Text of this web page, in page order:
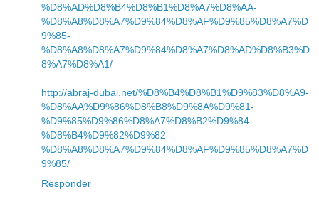
%D8%AD%D8%B4%D8%B1%D8%A7%D8%AA-
%D8%A8%D8%A7%D9%84%D8%AF%D9%85%D8%A7%D
9%85-
%D8%A8%D8%A7%D9%84%D8%A7%D8%AD%D8%B3%D
8%A7%D8%A1/
http://abraj-dubai.net/%D8%B4%D8%B1%D9%83%D8%A9-
%D8%AA%D9%86%D8%B8%D9%8A%D9%81-
%D9%85%D9%86%D8%A7%D8%B2%D9%84-
%D8%B4%D9%82%D9%82-
%D8%A8%D8%A7%D9%84%D8%AF%D9%85%D8%A7%D
9%85/
Responder